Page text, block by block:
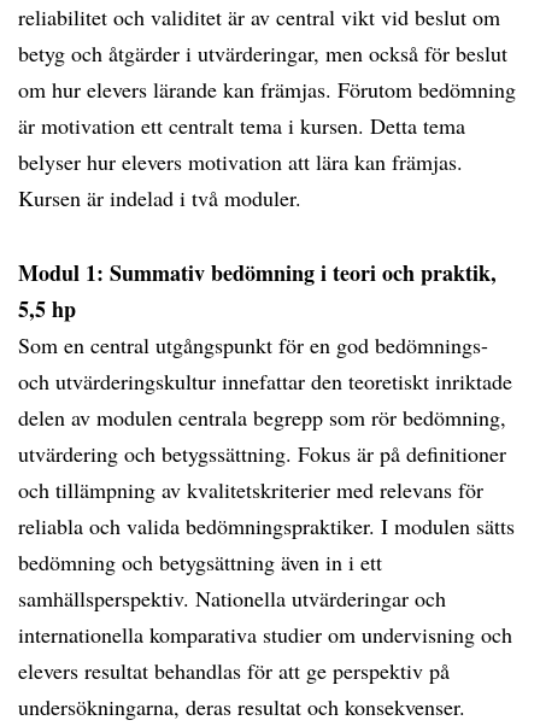
reliabilitet och validitet är av central vikt vid beslut om
betyg och åtgärder i utvärderingar, men också för beslut
om hur elevers lärande kan främjas. Förutom bedömning
är motivation ett centralt tema i kursen. Detta tema
belyser hur elevers motivation att lära kan främjas.
Kursen är indelad i två moduler.
Modul 1: Summativ bedömning i teori och praktik,
5,5 hp
Som en central utgångspunkt för en god bedömnings-
och utvärderingskultur innefattar den teoretiskt inriktade
delen av modulen centrala begrepp som rör bedömning,
utvärdering och betygssättning. Fokus är på definitioner
och tillämpning av kvalitetskriterier med relevans för
reliabla och valida bedömningspraktiker. I modulen sätts
bedömning och betygsättning även in i ett
samhällsperspektiv. Nationella utvärderingar och
internationella komparativa studier om undervisning och
elevers resultat behandlas för att ge perspektiv på
undersökningarna, deras resultat och konsekvenser.